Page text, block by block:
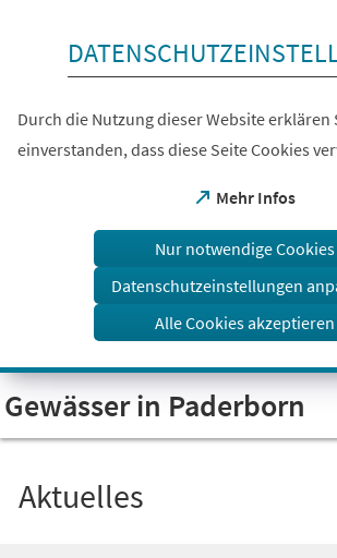
Visuelle
Assistenzsoftware
öffnen.
Durch die Nutzung dieser Website erklären
einverstanden, dass diese Seite Cookies
Mehr Infos
(Öffnet
einem
Tab)
Nur notwendige Cookies
Datenschutzeinstellungen
Alle Cookies akzeptieren
Gewässer in Paderborn
Aktuelles